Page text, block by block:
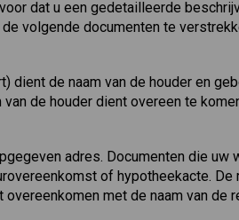
dat u een gedetailleerde
volgende documenten te
de naam van de houder en
de houder dient overeen te
adres. Documenten die uw
of hypotheekacte.
met de naam van de